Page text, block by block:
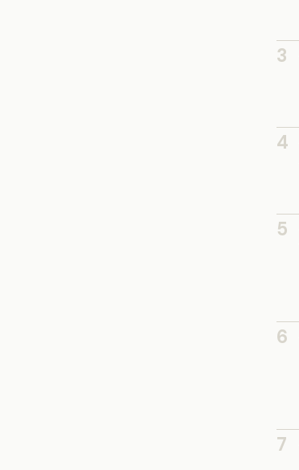
3
4
5
6
7